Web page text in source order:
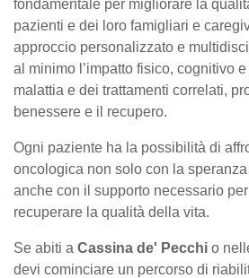
fondamentale per migliorare la
pazienti e dei loro famigliari e
approccio personalizzato e
al minimo l’impatto fisico, cognitivo
malattia e dei trattamenti correlati,
benessere e il recupero.
Ogni paziente ha la possibilità di
oncologica non solo con la
anche con il supporto necessario
recuperare la qualità della vita.
Se abiti a Cassina de' Pecchi o
devi cominciare un percorso di